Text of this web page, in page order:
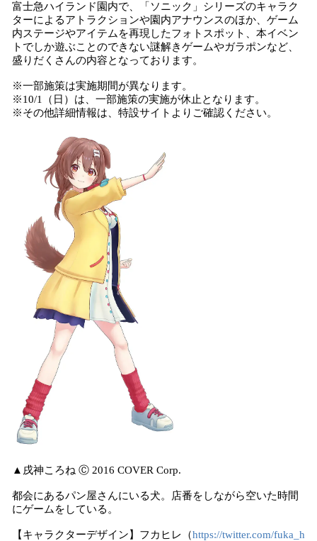
富士急ハイランド園内で、「ソニック」シリーズのキャラク
ターによるアトラクションや園内アナウンスのほか、ゲーム
内ステージやアイテムを再現したフォトスポット、本イベン
トでしか遊ぶことのできない謎解きゲームやガラポンなど、
盛りだくさんの内容となっております。
※一部施策は実施期間が異なります。
※10/1（日）は、一部施策の実施が休止となります。
※その他詳細情報は、特設サイトよりご確認ください。
▲戌神ころね Ⓒ 2016 COVER Corp.
都会にあるパン屋さんにいる犬。店番をしながら空いた時間
にゲームをしている。
【キャラクターデザイン】フカヒレ（https://twitter.com/fuka_h